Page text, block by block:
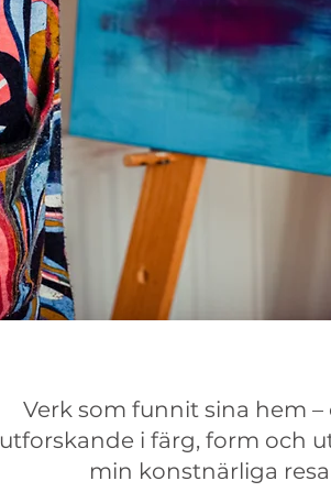
Verk som funnit sina hem
utforskande i färg, form och
min konstnärliga